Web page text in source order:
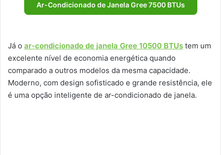
Ar-Condicionado de Janela Gree 7500 BTUs
Já o ar-condicionado de janela Gree 10500 BTUs tem um
excelente nível de economia energética quando
comparado a outros modelos da mesma capacidade.
Moderno, com design sofisticado e grande resistência, ele
é uma opção inteligente de ar-condicionado de janela.